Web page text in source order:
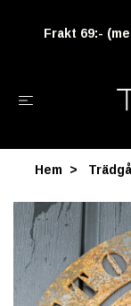
Frakt 69:-
Hem